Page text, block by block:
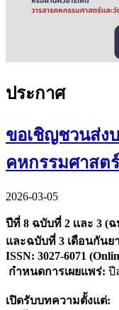
ประกาศ
ขอเชิญชวนส่ง
คหกรรมศาสต
2026-03-05
ปีที่ 8 ฉบับที่ 2 เเละ 3 (
และฉบับที่ 3 เดือนกันย
ISSN: 3027-6071
กำหนดการเผยแพร่: ปี
เปิดรับบทความตั้งแต่: